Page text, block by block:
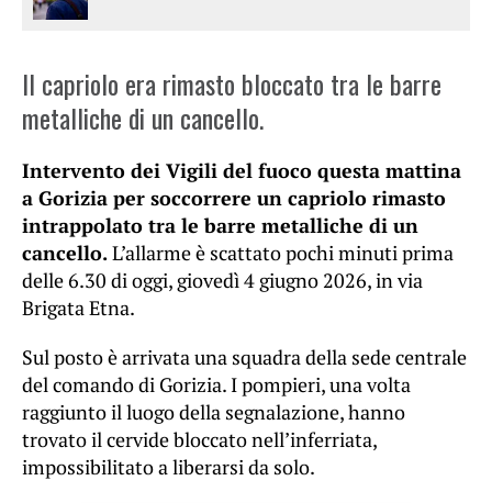
Il capriolo era rimasto bloccato tra le barre
metalliche di un cancello.
Intervento dei Vigili del fuoco questa mattina
a Gorizia per soccorrere un capriolo rimasto
intrappolato tra le barre metalliche di un
cancello.L’allarme è scattato pochi minuti prima
delle 6.30 di oggi, giovedì 4 giugno 2026, in via
Brigata Etna.
Sul posto è arrivata una squadra della sede centrale
del comando di Gorizia. I pompieri, una volta
raggiunto il luogo della segnalazione, hanno
trovato il cervide bloccato nell’inferriata,
impossibilitato a liberarsi da solo.